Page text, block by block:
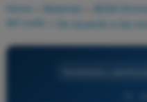
Home Materias AESA
del vuelo